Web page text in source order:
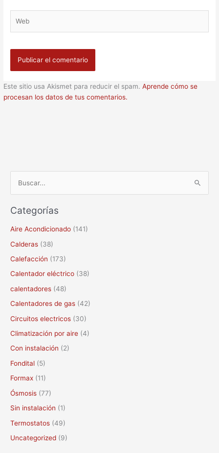
Este sitio usa Akismet para reducir el spam.Aprende cómo se
procesan los datos de tus comentarios.
s
c
o
r
:
Categorías
Aire Acondicionado (141)
Calderas (38)
Calefacción (173)
Calentador eléctrico (38)
calentadores (48)
Calentadores de gas (42)
Circuitos electricos (30)
Climatización por aire (4)
Con instalación (2)
Fondital (5)
Formax (11)
Ósmosis (77)
Sin instalación (1)
Termostatos (49)
Uncategorized (9)